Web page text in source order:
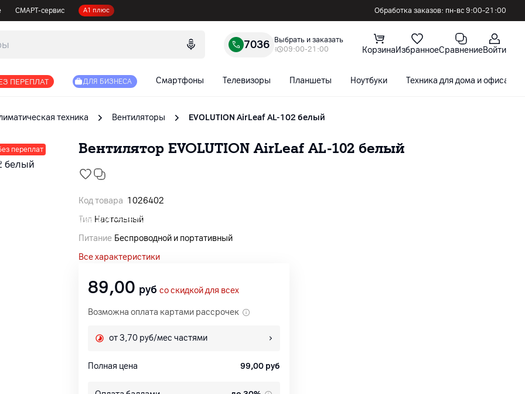
СМАРТ-сервис А1 плюс Обработка заказов: пн-вс 9:00–21:00
7036
Выбрать и заказать
09:00-21:00
КорзинаИзбранноеСравнениеВойти
ПЕРЕПЛАТ ДЛЯ БИЗНЕСА Смартфоны Телевизоры Планшеты Ноутбуки Техника для дома и офиса
техника Вентиляторы EVOLUTION AirLeaf AL-102 белый
переплат Вентилятор EVOLUTION AirLeaf AL-102 белый
Код товара 1026402
Тип Настольный
Питание Беспроводной и портативный
Все характеристики
89,00 руб со скидкой для всех
Возможна оплата картами рассрочек
от 3,70 руб/мес частями
Полная цена 99,00 руб